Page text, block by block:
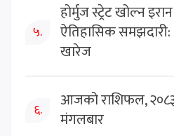
५.
होर्मुज स्ट्रेट खोल्न
ऐतिहासिक समझदारी:
खारेज
६.
आजको राशिफल,
मंगलबार